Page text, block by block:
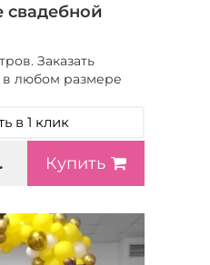
Заказать
любом размере
в 1 клик
Купить